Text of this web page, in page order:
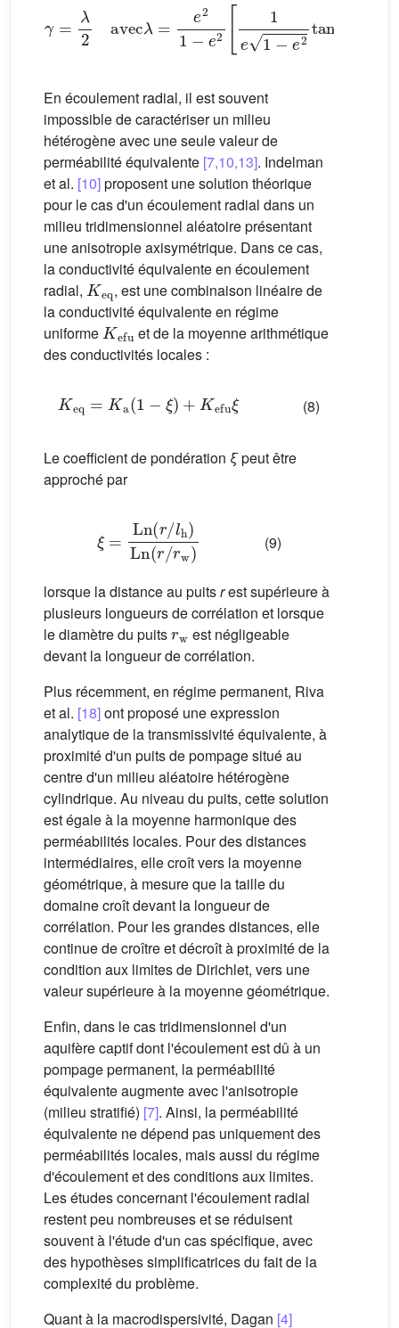
En écoulement radial, il est souvent
impossible de caractériser un milieu
hétérogène avec une seule valeur de
perméabilité équivalente [7,10,13]. Indelman
et al. [10]proposent une solution théorique
pour le cas d'un écoulement radial dans un
milieu tridimensionnel aléatoire présentant
une anisotropie axisymétrique. Dans ce cas,
la conductivité équivalente en écoulement
radial,
Keq
, est une combinaison linéaire de
la conductivité équivalente en régime
uniforme
Kefu
et de la moyenne arithmétique
des conductivités locales :
K eq=Ka(1 )+ K efu ξ (8)
Le coefficient de pondération ξpeut être
approché par
Ln(r/lh)Ln(
(9)
lorsque la distance au puitsrest supérieure à
plusieurs longueurs de corrélation et lorsque
le diamètre du puits
rw
est négligeable
devant la longueur de corrélation.
Plus récemment, en régime permanent, Riva
et al. [18]ont proposé une expression
analytique de la transmissivité équivalente, à
proximité d'un puits de pompage situé au
centre d'un milieu aléatoire hétérogène
cylindrique. Au niveau du puits, cette solution
est égale à la moyenne harmonique des
perméabilités locales. Pour des distances
intermédiaires, elle croît vers la moyenne
géométrique, à mesure que la taille du
domaine croît devant la longueur de
corrélation. Pour les grandes distances, elle
continue de croître et décroît à proximité de la
condition aux limites de Dirichlet, vers une
valeur supérieure à la moyenne géométrique.
Enfin, dans le cas tridimensionnel d'un
aquifère captif dont l'écoulement est dû à un
pompage permanent, la perméabilité
équivalente augmente avec l'anisotropie
(milieu stratifié) [7]. Ainsi, la perméabilité
équivalente ne dépend pas uniquement des
perméabilités locales, mais aussi du régime
d'écoulement et des conditions aux limites.
Les études concernant l'écoulement radial
restent peu nombreuses et se réduisent
souvent à l'étude d'un cas spécifique, avec
des hypothèses simplificatrices du fait de la
complexité du problème.
Quant à la macrodispersivité, Dagan [4]